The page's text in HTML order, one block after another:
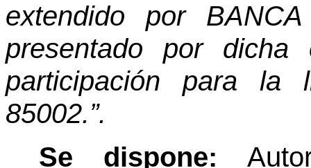
extendido por
presentado por dicha
participación para la
85002.”.
Se dispone: